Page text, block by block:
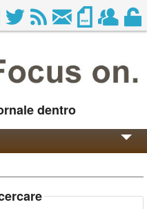
dentro